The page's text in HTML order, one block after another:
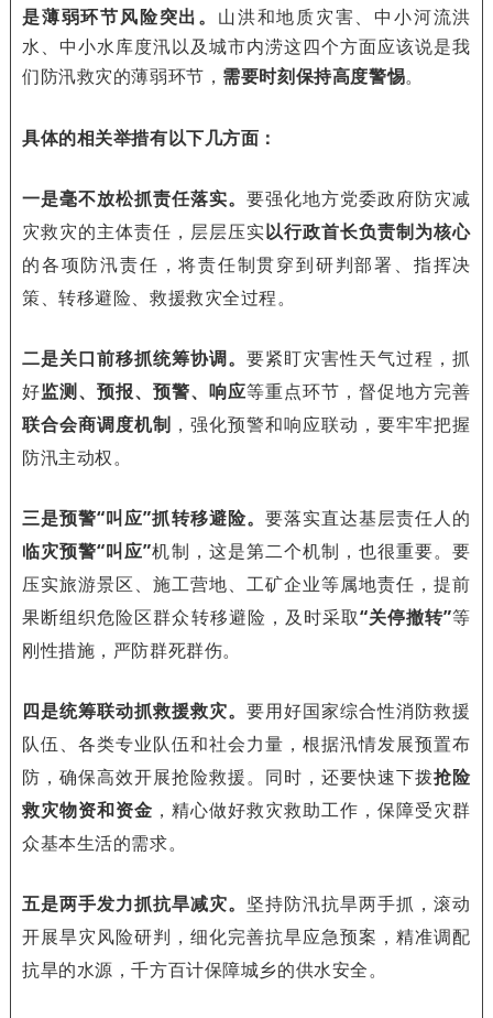
是薄弱环节风险突出。 山洪和地质灾害、中小河流洪
水、中小水库度汛以及城市内涝这四个方面应该说是我
们防汛救灾的薄弱环节， 需要时刻保持高度警惕。
具体的相关举措有以下几方面：
一是毫不放松抓责任落实。要强化地方党委政府防灾减
灾救灾的主体责任，层层压实以行政首长负责制为核心
的各项防汛责任，将责任制贯穿到研判部署、指挥决
策、转移避险、救援救灾全过程。
二是关口前移抓统筹协调。要紧盯灾害性天气过程，抓
好监测、预报、预警、响应等重点环节，督促地方完善
联合会商调度机制 ，强化预警和响应联动，要牢牢把握
防汛主动权。
三是预警“叫应”抓转移避险。 要落实直达基层责任人的
临灾预警“叫应”机制，这是第二个机制，也很重要。要
压实旅游景区、施工营地、工矿企业等属地责任，提前
果断组织危险区群众转移避险，及时采取“关停撤转”等
刚性措施，严防群死群伤。
四是统筹联动抓救援救灾。要用好国家综合性消防救援
队伍、各类专业队伍和社会力量，根据汛情发展预置布
防，确保高效开展抢险救援。同时，还要快速下拨抢险
救灾物资和资金 ，精心做好救灾救助工作，保障受灾群
众基本生活的需求。
五是两手发力抓抗旱减灾。 坚持防汛抗旱两手抓，滚动
开展旱灾风险研判，细化完善抗旱应急预案，精准调配
抗旱的水源，千方百计保障城乡的供水安全。